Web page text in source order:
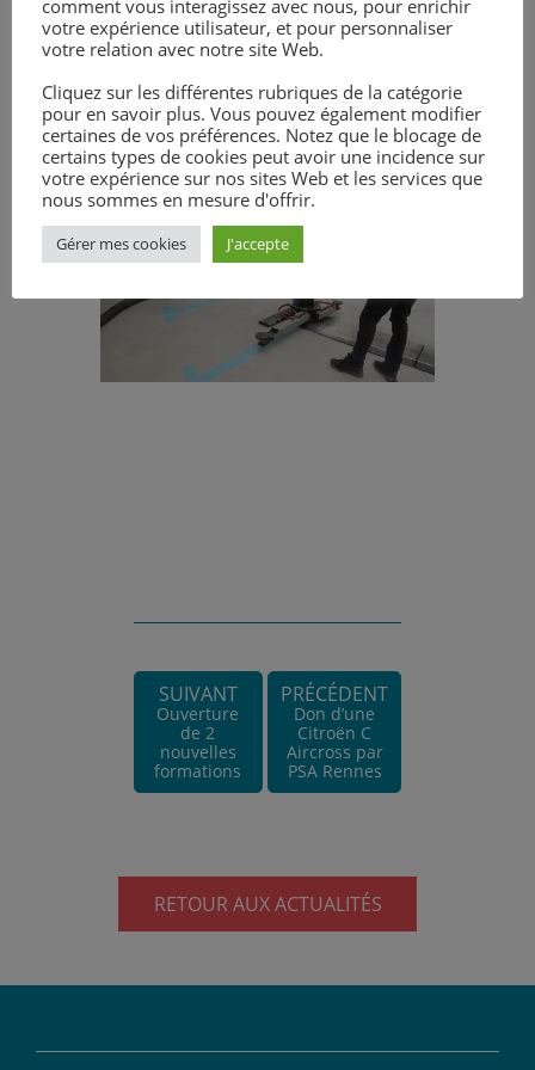
Jonathan KONITZ nous informera de
la sortie des articles et nous ne
manquerons pas de vous les
partager.
SUIVANT
Ouverture
de 2
nouvelles
formations
PRÉCÉDENT
Don d’une
Citroën C
Aircross par
PSA Rennes
RETOUR AUX ACTUALITÉS
comment vous interagissez avec nous, pour enrichir
votre expérience utilisateur, et pour personnaliser
votre relation avec notre site Web.
Cliquez sur les différentes rubriques de la catégorie
pour en savoir plus. Vous pouvez également modifier
certaines de vos préférences. Notez que le blocage de
certains types de cookies peut avoir une incidence sur
votre expérience sur nos sites Web et les services que
nous sommes en mesure d'offrir.
Gérer mes cookies J'accepte